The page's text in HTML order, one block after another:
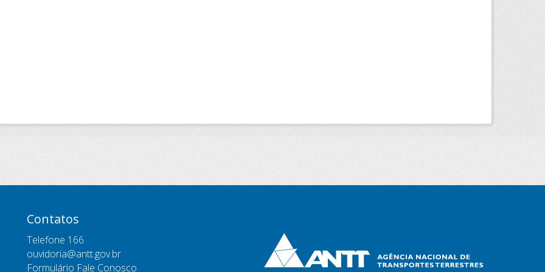
Contatos
Telefone 166
ouvidoria@antt.gov.br
Formulário Fale Conosco